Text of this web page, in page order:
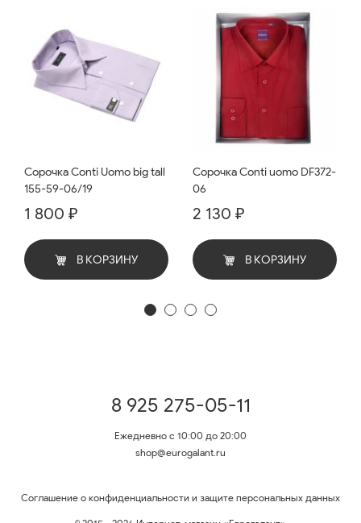
Сорочка Conti Uomo big tall
155-59-06/19
1 800 ₽
В КОРЗИНУ
Сорочка Conti uomo DF372-
06
2 130 ₽
В КОРЗИНУ
8 925 275-05-11
Ежедневно с 10:00 до 20:00
shop@eurogalant.ru
Соглашение о конфиденциальности и защите персональных данных